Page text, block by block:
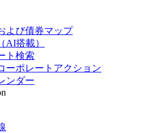
よび債券マップ
AI搭載）
ト検索
ーポレートアクション
ンダー